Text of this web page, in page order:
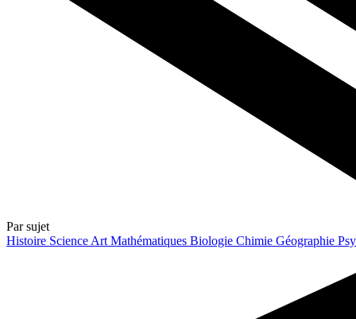
Par sujet
Histoire Science Art Mathématiques Biologie Chimie Géographie